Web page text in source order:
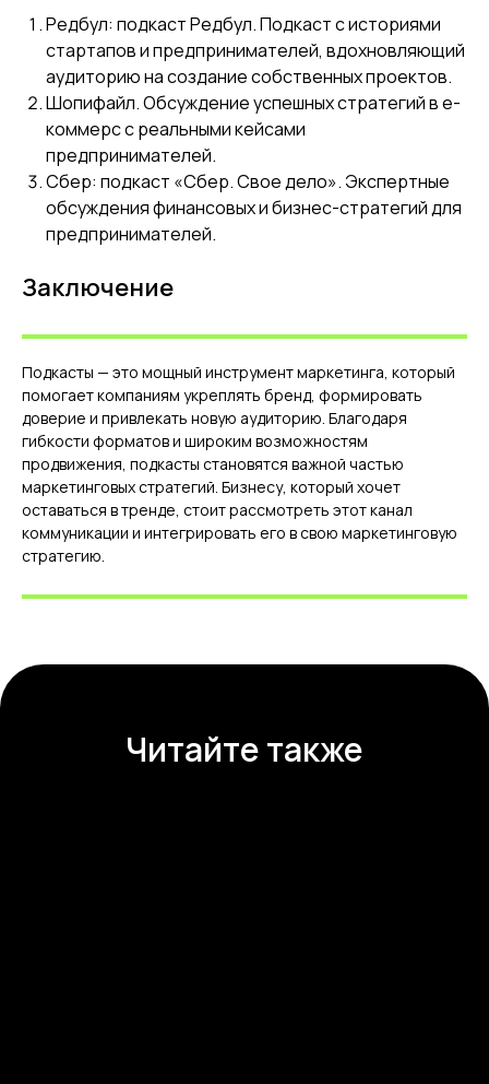
Редбул: подкаст Редбул. Подкаст с историями
стартапов и предпринимателей, вдохновляющий
аудиторию на создание собственных проектов.
Шопифайл. Обсуждение успешных стратегий в е-
коммерс с реальными кейсами
предпринимателей.
Сбер: подкаст «Сбер. Свое дело». Экспертные
обсуждения финансовых и бизнес-стратегий для
предпринимателей.
Заключение
Подкасты — это мощный инструмент маркетинга, который
помогает компаниям укреплять бренд, формировать
доверие и привлекать новую аудиторию. Благодаря
гибкости форматов и широким возможностям
продвижения, подкасты становятся важной частью
маркетинговых стратегий. Бизнесу, который хочет
оставаться в тренде, стоит рассмотреть этот канал
коммуникации и интегрировать его в свою маркетинговую
стратегию.
Читайте также
На главную
Портфолио
О нас
ООО "ПРО М8"
ИНН 7743406170
Анализ конкурентов
Услуги для отдела продаж
Поисковое продвижение
на базе ИИ
Маркетинговые исследования
МАРКЕТИНГОВОЕ
АГЕНТСТВО
Политика
конфиденциальности
© 2026 — ПРО М8.
Все права защищены.
Пользовательское
соглашение
Карта сайта
Пригласить агентство в тендер